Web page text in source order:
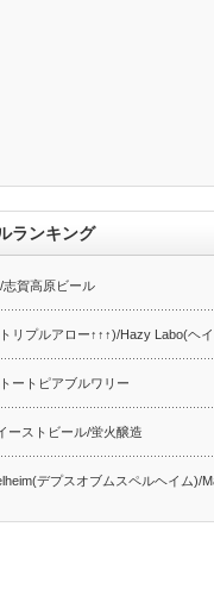
ランキング
賀高原ビール
リプルアロー↑↑↑)/Hazy Labo(ヘ
ートピアブルワリー
ーストビール/蛍火醸造
デプスオブムスペルヘイム)/